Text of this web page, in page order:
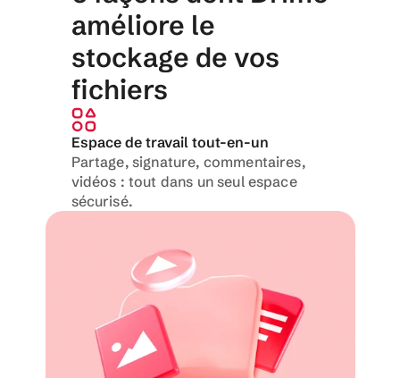
améliore le
stockage de vos
fichiers
Espace de travail tout-en-un
Partage, signature, commentaires,
vidéos : tout dans un seul espace
sécurisé.